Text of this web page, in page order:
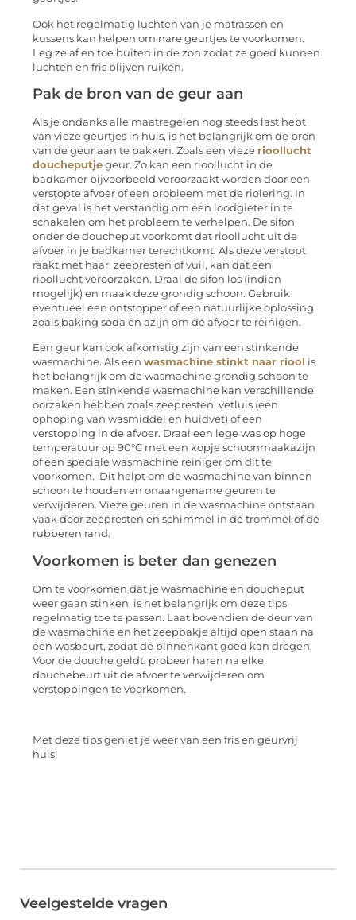
Ook het regelmatig luchten van je matrassen en
kussens kan helpen om nare geurtjes te voorkomen.
Leg ze af en toe buiten in de zon zodat ze goed kunnen
luchten en fris blijven ruiken.
Pak de bron van de geur aan
Als je ondanks alle maatregelen nog steeds last hebt
van vieze geurtjes in huis, is het belangrijk om de bron
van de geur aan te pakken. Zoals een vieze rioollucht
doucheputje geur. Zo kan een rioollucht in de
badkamer bijvoorbeeld veroorzaakt worden door een
verstopte afvoer of een probleem met de riolering. In
dat geval is het verstandig om een loodgieter in te
schakelen om het probleem te verhelpen. De sifon
onder de doucheput voorkomt dat rioollucht uit de
afvoer in je badkamer terechtkomt. Als deze verstopt
raakt met haar, zeepresten of vuil, kan dat een
rioollucht veroorzaken. Draai de sifon los (indien
mogelijk) en maak deze grondig schoon. Gebruik
eventueel een ontstopper of een natuurlijke oplossing
zoals baking soda en azijn om de afvoer te reinigen.
Een geur kan ook afkomstig zijn van een stinkende
wasmachine. Als een wasmachine stinkt naar riool is
het belangrijk om de wasmachine grondig schoon te
maken. Een stinkende wasmachine kan verschillende
oorzaken hebben zoals zeepresten, vetluis (een
ophoping van wasmiddel en huidvet) of een
verstopping in de afvoer. Draai een lege was op hoge
temperatuur op 90°C met een kopje schoonmaakazijn
of een speciale wasmachine reiniger om dit te
voorkomen. Dit helpt om de wasmachine van binnen
schoon te houden en onaangename geuren te
verwijderen. Vieze geuren in de wasmachine ontstaan
vaak door zeepresten en schimmel in de trommel of de
rubberen rand.
Voorkomen is beter dan genezen
Om te voorkomen dat je wasmachine en doucheput
weer gaan stinken, is het belangrijk om deze tips
regelmatig toe te passen. Laat bovendien de deur van
de wasmachine en het zeepbakje altijd open staan na
een wasbeurt, zodat de binnenkant goed kan drogen.
Voor de douche geldt: probeer haren na elke
douchebeurt uit de afvoer te verwijderen om
verstoppingen te voorkomen.
Met deze tips geniet je weer van een fris en geurvrij
huis!
Veelgestelde vragen